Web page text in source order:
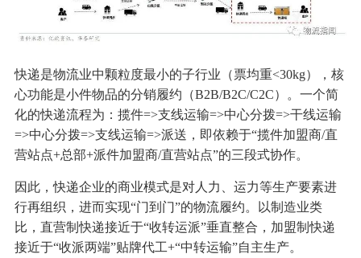
快递是物流业中颗粒度最小的子行业（票均重<30kg），核
心功能是小件物品的分销履约（B2B/B2C/C2C）。一个简
化的快递流程为：揽件=>支线运输=>中心分拨=>干线运输
=>中心分拨=>支线运输=>派送，即依赖于“揽件加盟商/直
营站点+总部+派件加盟商/直营站点”的三段式协作。
因此，快递企业的商业模式是对人力、运力等生产要素进
行再组织，进而实现“门到门”的物流履约。以制造业类
比，直营制快递接近于“收转运派”垂直整合，加盟制快递
接近于“收派两端”贴牌代工+“中转运输”自主生产。